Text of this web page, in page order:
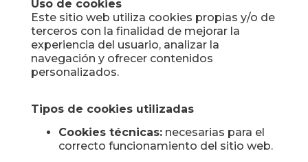
Uso de cookies
Este sitio web utiliza cookies propias y/o de
terceros con la finalidad de mejorar la
experiencia del usuario, analizar la
navegación y ofrecer contenidos
personalizados.
Tipos de cookies utilizadas
Cookies técnicas:necesarias para el
correcto funcionamiento del sitio web.